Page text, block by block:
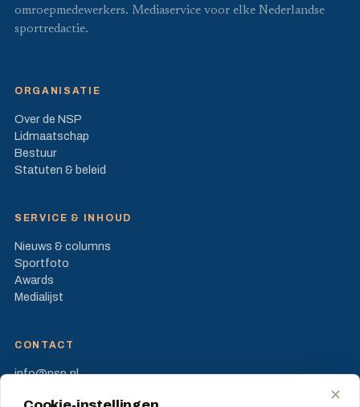
omroepmedewerkers. Mediaservice voor elke Nederlandse
sportredactie.
ORGANISATIE
Over de NSP
Lidmaatschap
Bestuur
Statuten & beleid
SERVICE & INHOUD
Nieuws & columns
Sportfoto
Awards
Medialijst
CONTACT
info@nsp.nl
✕